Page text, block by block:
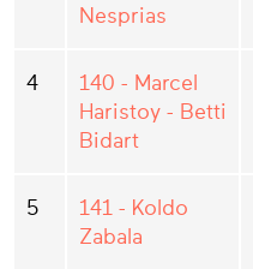
Nesprias
4
140 - Marcel
Haristoy - Betti
Bidart
5
141 - Koldo
Zabala